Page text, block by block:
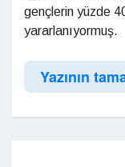
gençlerin yüzde
yararlanıyormuş.
Yazının